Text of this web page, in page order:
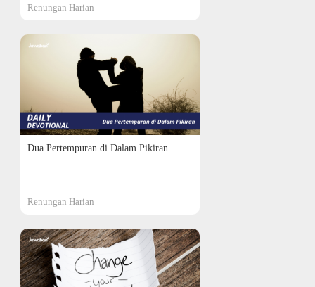
Renungan Harian
Dua Pertempuran di Dalam Pikiran
Renungan Harian